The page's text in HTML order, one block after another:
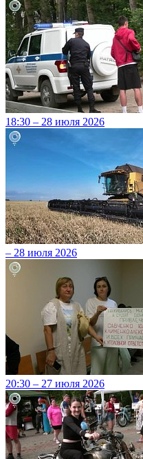
18:30 – 28 июля 2026
– 28 июля 2026
20:30 – 27 июля 2026